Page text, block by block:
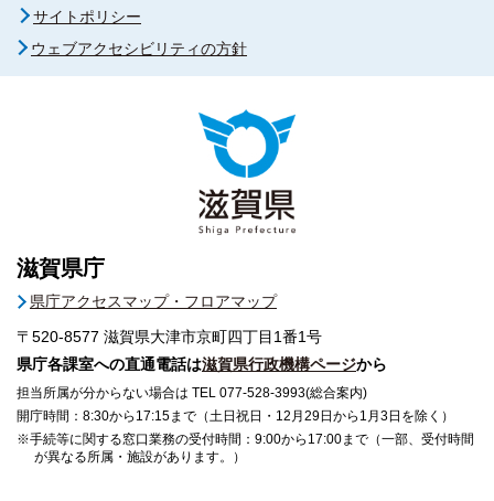
サイトポリシー
ウェブアクセシビリティの方針
滋賀県庁
県庁アクセスマップ・フロアマップ
〒520-8577 滋賀県大津市京町四丁目1番1号
県庁各課室への直通電話は滋賀県行政機構ページから
担当所属が分からない場合は TEL 077-528-3993(総合案内)
開庁時間：8:30から17:15まで（土日祝日・12月29日から1月3日を除く）
※手続等に関する窓口業務の受付時間：9:00から17:00まで（一部、受付時間
が異なる所属・施設があります。）